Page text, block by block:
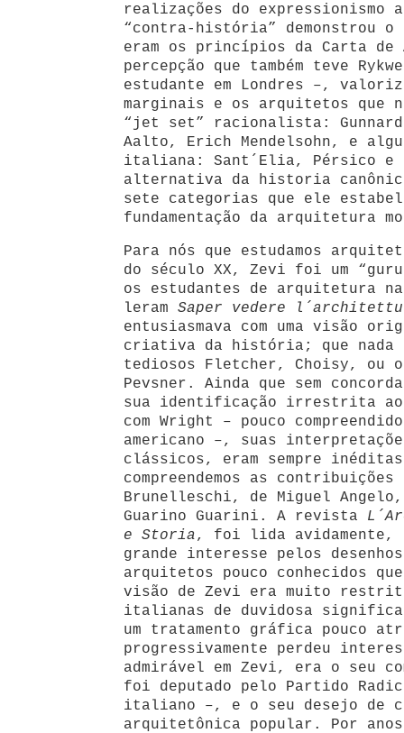
realizações do expressionismo
“contra-história” demonstrou o
eram os princípios da Carta de
percepção que também teve
estudante em Londres –,
marginais e os arquitetos que
“jet set” racionalista:
Aalto, Erich Mendelsohn, e
italiana: Sant´Elia, Pérsico e
alternativa da historia
sete categorias que ele
fundamentação da arquitetura
Para nós que estudamos
do século XX, Zevi foi um
os estudantes de arquitetura
leram Saper vedere
entusiasmava com uma visão
criativa da história; que nada
tediosos Fletcher, Choisy, ou
Pevsner. Ainda que sem
sua identificação irrestrita ao
com Wright – pouco
americano –, suas
clássicos, eram sempre
compreendemos as
Brunelleschi, de Miguel
Guarino Guarini. A revista
e Storia, foi lida avidamente,
grande interesse pelos
arquitetos pouco conhecidos
visão de Zevi era muito
italianas de duvidosa
um tratamento gráfica pouco
progressivamente perdeu
admirável em Zevi, era o seu
foi deputado pelo Partido
italiano –, e o seu desejo de
arquitetônica popular. Por